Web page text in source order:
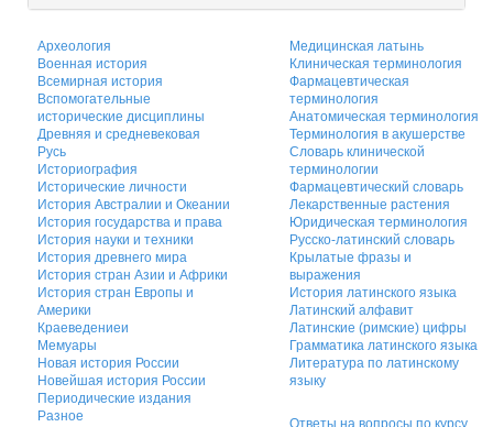
Археология
Военная история
Всемирная история
Вспомогательные
исторические дисциплины
Древняя и средневековая
Русь
Историография
Исторические личности
История Австралии и Океании
История государства и права
История науки и техники
История древнего мира
История стран Азии и Африки
История стран Европы и
Америки
Краеведениеи
Мемуары
Новая история России
Новейшая история России
Периодические издания
Разное
Медицинская латынь
Клиническая терминология
Фармацевтическая
терминология
Анатомическая терминология
Терминология в акушерстве
Словарь клинической
терминологии
Фармацевтический словарь
Лекарственные растения
Юридическая терминология
Русско-латинский словарь
Крылатые фразы и
выражения
История латинского языка
Латинский алфавит
Латинские (римские) цифры
Грамматика латинского языка
Литература по латинскому
языку
Ответы на вопросы по курсу